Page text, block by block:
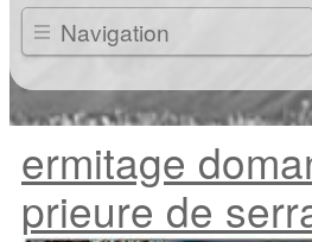
Navigation
ermitage
prieure de